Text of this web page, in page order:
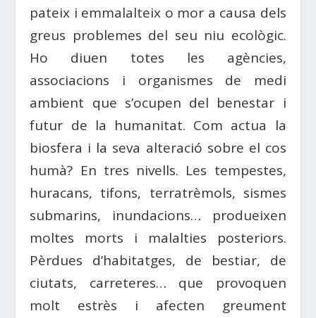
pateix i emmalalteix o mor a causa dels
greus problemes del seu niu ecològic.
Ho diuen totes les agències,
associacions i organismes de medi
ambient que s’ocupen del benestar i
futur de la humanitat. Com actua la
biosfera i la seva alteració sobre el cos
humà? En tres nivells. Les tempestes,
huracans, tifons, terratrèmols, sismes
submarins, inundacions… produeixen
moltes morts i malalties posteriors.
Pèrdues d’habitatges, de bestiar, de
ciutats, carreteres… que provoquen
molt estrès i afecten greument